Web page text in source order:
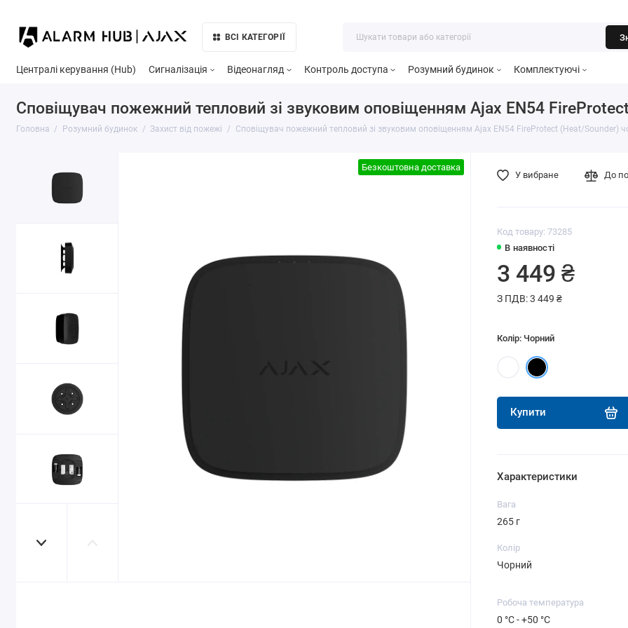
ВСІ КАТЕГОРІЇ
Централі керування (Hub) Сигналізація Відеонагляд Контроль доступа Розумний будинок Комплектуючі
Сповіщувач пожежний тепловий зі звуковим оповіщенням Ajax EN54
Головна Розумний будинок Захист від пожежі Сповіщувач пожежний тепловий зі звуковим оповіщенням Ajax EN54 FireProtect (Heat/Sounder)
Безкоштовна доставка
Код товару: 73285
В наявності
3 449 ₴
З ПДВ: 3 449 ₴
Колір: Чорний
Купити
У вибране До
Характеристики
Вага
265 г
Колір
Чорний
Робоча температура
0 °C - +50 °C